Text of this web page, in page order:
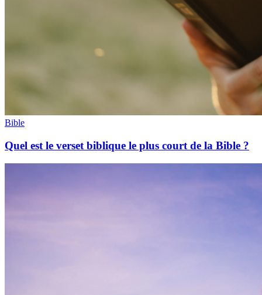
Bible
Quel est le verset biblique le plus court de la Bible ?